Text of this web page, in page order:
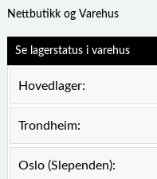
Nettbutikk og Varehus
Se lagerstatus i varehus
Hovedlager:
Trondheim:
Oslo (Slependen):